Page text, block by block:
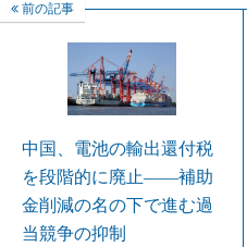
前の記事
中国、電池の輸出還付税
を段階的に廃止――補助
金削減の名の下で進む過
当競争の抑制